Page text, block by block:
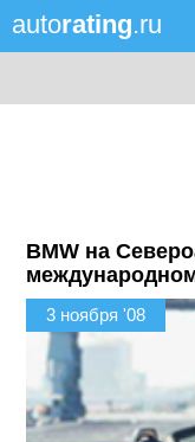
autorating.ru
BMW на
3 ноября '08